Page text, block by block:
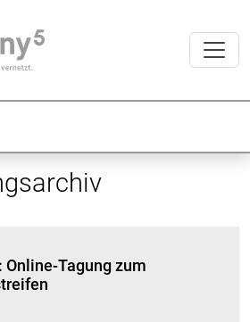
Online-Tagung zum